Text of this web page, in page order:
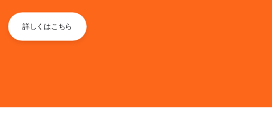
詳しくはこちら